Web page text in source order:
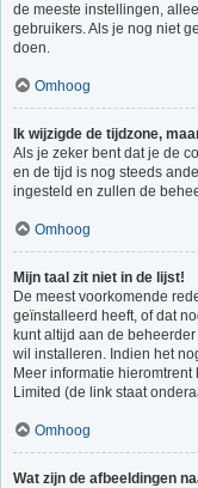
de meeste instellingen,
gebruikers. Als je nog niet
doen.
Omhoog
Ik wijzigde de tijdzone,
Als je zeker bent dat je de
en de tijd is nog steeds
ingesteld en zullen de
Omhoog
Mijn taal zit niet in de lijst!
De meest voorkomende
geïnstalleerd heeft, of dat
kunt altijd aan de
wil installeren. Indien het
Meer informatie
Limited (de link staat
Omhoog
Wat zijn de afbeeldingen